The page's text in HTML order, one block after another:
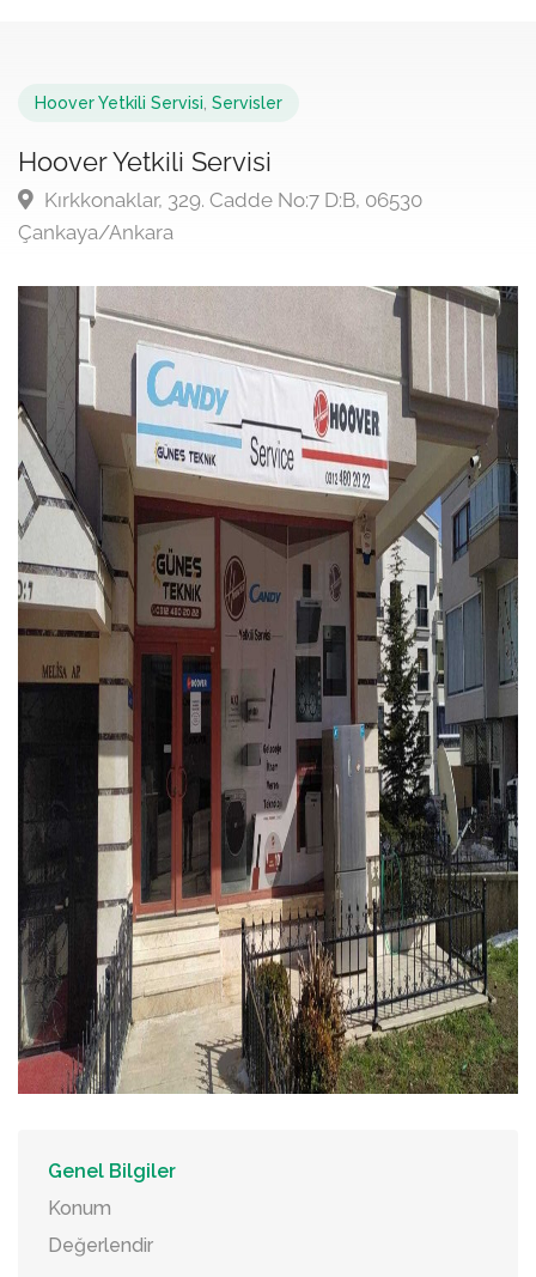
Hoover Yetkili Servisi Servisler
Hoover Yetkili Servisi
Kırkkonaklar, 329. Cadde No:7 D:B, 06530
Çankaya/Ankara
Genel Bilgiler
Konum
Değerlendir